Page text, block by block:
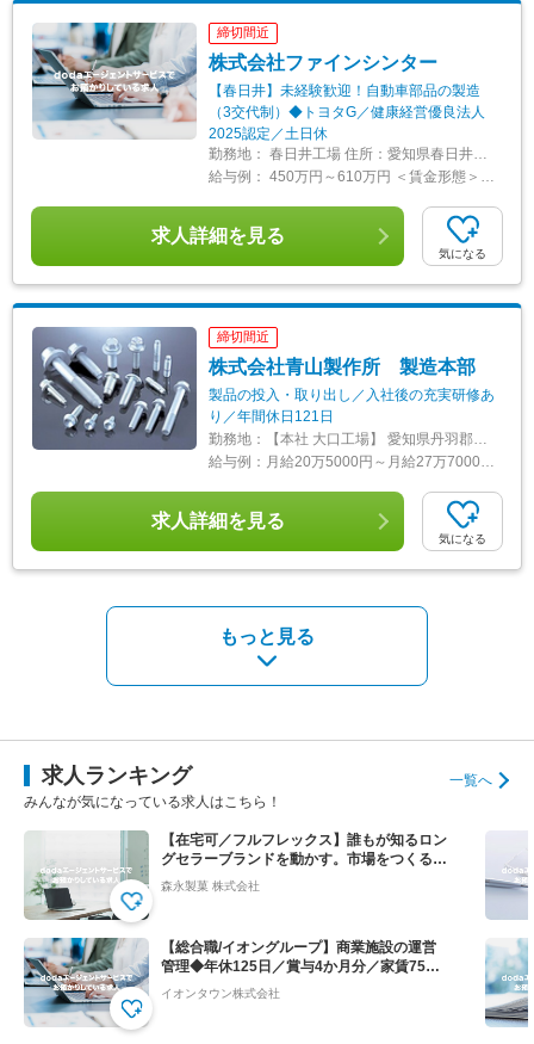
締切間近
株式会社ファインシンター
【春日井】未経験歓迎！自動車部品の製造
（3交代制）◆トヨタG／健康経営優良法人
2025認定／土日休
勤務地： 春日井工場 住所：愛知県春日井市大泉寺町438番地 勤務地最寄駅：JR線／春日井駅 受動喫煙対策：敷地内全面禁煙 変更の範囲：会社の定める事業所
給与例： 450万円～610万円 ＜賃金形態＞ 日給月給制 ＜賃金内訳＞ 月額（基本給）：220,000円～300,000円/月20日間勤務想定 ＜想定月額＞ 220,000円～300,000円 ＜昇給有無＞ 有 ＜残業手当＞ 有 ＜給与補足＞ ※年収は残業手当15時間／月含む ■昇給：年1回（4月） ■賞与：年2回（7月、12月） ※前年実績4.0ヵ月 ■時差勤務手当：33,000円～46,000円（時間割額の25％増） ■深夜手当：24,000円～33,000円（時間割額の30％増） 賃金はあくまでも目安の金額であり、選考を通じて上下する可能性があります。 月給(月額)は固定手当を含めた表記です。
求人詳細を見る
気になる
締切間近
株式会社青山製作所 製造本部
製品の投入・取り出し／入社後の充実研修あ
り／年間休日121日
勤務地：
【本社 大口工場】 愛知県丹羽郡大口町高橋1-8 ＊マイカー通勤OK、駐車場完備 ＊UIターン歓迎 ＊受動喫煙防止対策：敷地内全面禁煙 ＜アクセス＞ 名鉄「江南駅」より車で10分 ※駅東側より社用バスが運行しています
給与例： 月給20万5000円～月給27万7000円＋諸手当＋賞与 ※上記は最低保証額です。 年齢や経験を考慮し、当社規定により決定します。 ＜下記の手当も支給しています＞ ■交通費全額支給 ■残業手当 ■休日出勤手当 ■子ども手当（子ども1人目20,000円／月、子ども2人目以降15,000円／月） ■役職手当 ■職能手当 ■資格手当 ■交替勤務手当（3,000円／日）
求人詳細を見る
気になる
もっと見る
求人ランキング
一覧へ
みんなが気になっている求人はこちら！
【在宅可／フルフレックス】誰もが知るロン
グセラーブランドを動かす。市場をつくる提
案営業◆ハイチュウ等
森永製菓 株式会社
【総合職/イオングループ】商業施設の運営
管理◆年休125日／賞与4か月分／家賃75％
会社負担！
イオンタウン株式会社